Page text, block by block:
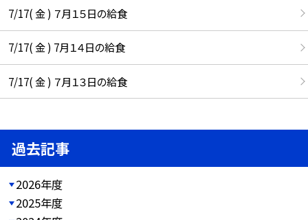
7/17( 金 ) ７月１５日の給食
7/17( 金 ) 7月１４日の給食
7/17( 金 ) ７月１３日の給食
過去記事
2026年度
2025年度